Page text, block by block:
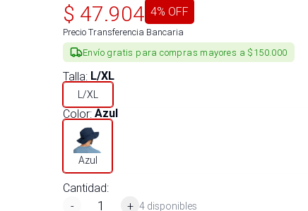
$ 47.904 4% OFF
Precio Transferencia Bancaria
Envío gratis para compras mayores a $150.000
Talla: L/XL
L/XL
Color: Azul
Azul
Cantidad:
-
+ 4 disponibles